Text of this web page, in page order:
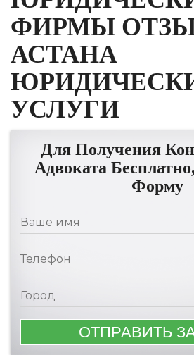
ФИРМЫ
АСТАНА
УСЛУГИ
Для Получения
Адвоката
Форму